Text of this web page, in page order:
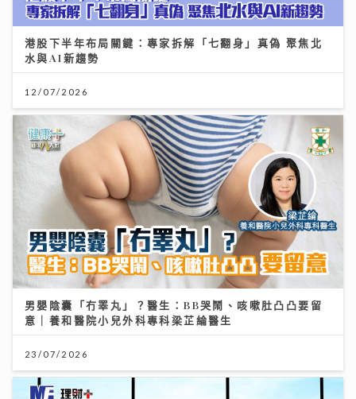
港股下半年布局關鍵：專家拆解「七翻身」真偽 聚焦北
水與AI新趨勢
12/07/2026
男嬰陰囊「冇睪丸」？醫生：BB哭鬧、咳嗽肚凸凸要留
意｜養和醫院小兒外科專科梁芷綸醫生
23/07/2026